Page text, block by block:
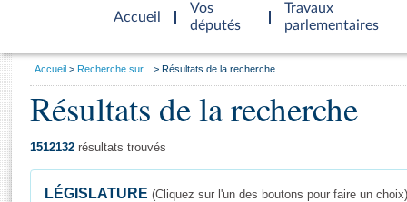
Accueil
d'accueil
Vos
députés
Travaux
parlementaires
Général
Vous
Accueil Recherche sur... Résultats de la recherche
Résultats de la recherche
1512132 résultats trouvés
LÉGISLATURE (Cliquez sur l'un des boutons pour faire un choix)